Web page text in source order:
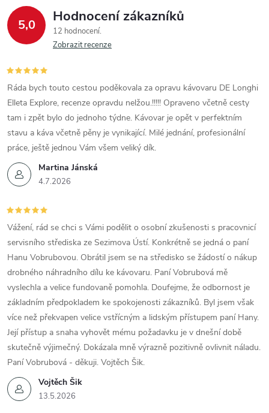
5,0 Hodnocení zákazníků
12 hodnocení
Zobrazit recenze
Martina Jánská
4.7.2026
Ráda bych touto cestou poděkovala za opravu kávovaru DE Longhi
Elleta Explore, recenze opravdu nelžou.!!!!! Opraveno včetně cesty
tam i zpět bylo do jednoho týdne. Kávovar je opět v perfektním
stavu a káva včetně pěny je vynikající. Milé jednání, profesionální
práce, ještě jednou Vám všem veliký dík.
Vojtěch Šik
13.5.2026
Vážení, rád se chci s Vámi podělit o osobní zkušenosti s pracovnicí
servisního střediska ze Sezimova Ústí. Konkrétně se jedná o paní
Hanu Vobrubovou. Obrátil jsem se na středisko se žádostí o nákup
drobného náhradního dílu ke kávovaru. Paní Vobrubová mě
vyslechla a velice fundovaně pomohla. Doufejme, že odbornost je
základním předpokladem ke spokojenosti zákazníků. Byl jsem však
více než překvapen velice vstřícným a lidským přístupem paní Hany.
Její přístup a snaha vyhovět mému požadavku je v dnešní době
skutečně výjimečný. Dokázala mně výrazně pozitivně ovlivnit náladu.
Paní Vobrubová - děkuji. Vojtěch Šik.